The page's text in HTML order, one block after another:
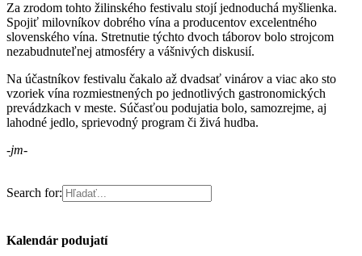
Za zrodom tohto žilinského festivalu stojí jednoduchá myšlienka.
Spojiť milovníkov dobrého vína a producentov excelentného
slovenského vína. Stretnutie týchto dvoch táborov bolo strojcom
nezabudnuteľnej atmosféry a vášnivých diskusií.
Na účastníkov festivalu čakalo až dvadsať vinárov a viac ako sto
vzoriek vína rozmiestnených po jednotlivých gastronomických
prevádzkach v meste. Súčasťou podujatia bolo, samozrejme, aj
lahodné jedlo, sprievodný program či živá hudba.
-jm-
Search for:
Kalendár podujatí